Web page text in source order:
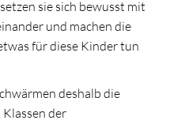
sie sich bewusst mit
und machen die
für diese Kinder tun
deshalb die
der